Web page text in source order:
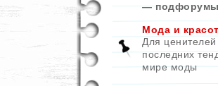
—
Мода и
Для ценителей
последних
мире моды